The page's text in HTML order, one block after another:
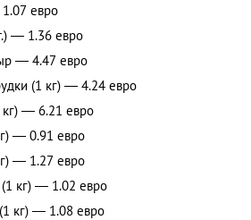
евро
— 1.36 евро
— 4.47 евро
(1 кг) — 4.24 евро
кг) — 6.21 евро
— 0.91 евро
— 1.27 евро
кг) — 1.02 евро
кг) — 1.08 евро